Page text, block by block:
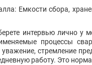
Емкости сбора,
интервью лично
процессы
стремление
работу. Это